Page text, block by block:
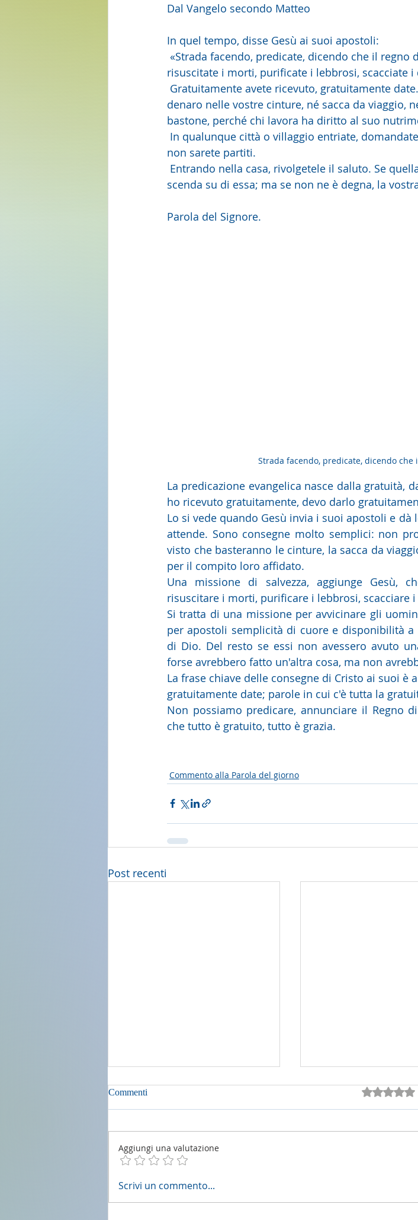
Dal Vangelo secondo Matteo
In quel tempo, disse Gesù ai suoi apostoli:
risuscitate i morti, purificate i lebbrosi, scacciate i
Gratuitamente avete ricevuto, gratuitamente
denaro nelle vostre cinture, né sacca da viaggio,
bastone, perché chi lavora ha diritto al suo
In qualunque città o villaggio entriate,
non sarete partiti.
scenda su di essa; ma se non ne è degna, la
Parola del Signore.
Strada facendo, predicate, dicendo che
La predicazione evangelica nasce dalla gratuità,
ho ricevuto gratuitamente, devo darlo
Lo si vede quando Gesù invia i suoi apostoli e
attende. Sono consegne molto semplici: non
visto che basteranno le cinture, la sacca da
per il compito loro affidato.
Una missione di salvezza, aggiunge Gesù,
risuscitare i morti, purificare i lebbrosi, scacciare
Si tratta di una missione per avvicinare gli
per apostoli semplicità di cuore e disponibilità
di Dio. Del resto se essi non avessero avuto
forse avrebbero fatto un'altra cosa, ma non
La frase chiave delle consegne di Cristo ai suoi è
gratuitamente date; parole in cui c'è tutta la
Non possiamo predicare, annunciare il Regno
che tutto è gratuito, tutto è grazia.
Commento alla Parola del giorno
Post recenti
2 agosto 2026 - 18a Domenica
Commenti
Aggiungi una valutazione
Scrivi un commento...